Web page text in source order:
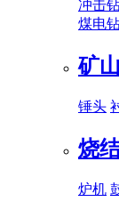
冲击
煤电
矿
锤头
烧
炉机